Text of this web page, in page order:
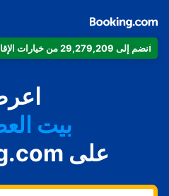
انضم إلى 29,279,209 من خيارات الإقامة الأخرى
بيت
شقتكعلى Booking.com